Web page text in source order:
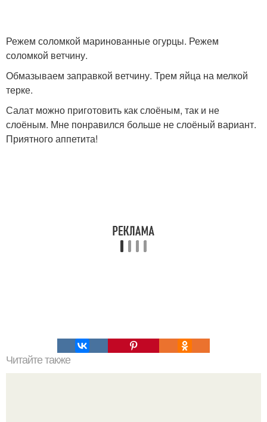
Режем соломкой маринованные огурцы. Режем
соломкой ветчину.
Обмазываем заправкой ветчину. Трем яйца на мелкой
терке.
Салат можно приготовить как слоёным, так и не
слоёным. Мне понравился больше не слоёный вариант.
Приятного аппетита!
Читайте также